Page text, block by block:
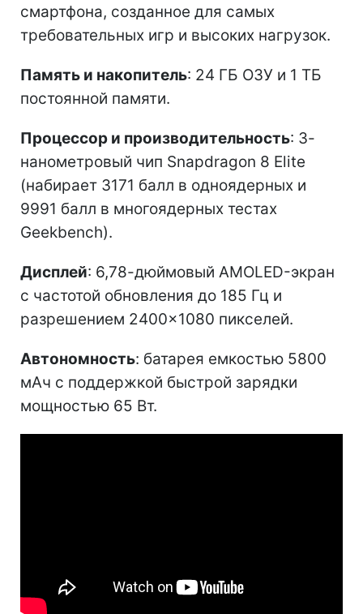
смартфона, созданное для самых
требовательных игр и высоких нагрузок.
Память и накопитель: 24 ГБ ОЗУ и 1 ТБ
постоянной памяти.
Процессор и производительность: 3-
нанометровый чип Snapdragon 8 Elite
(набирает 3171 балл в одноядерных и
9991 балл в многоядерных тестах
Geekbench).
Дисплей: 6,78-дюймовый AMOLED-экран
с частотой обновления до 185 Гц и
разрешением 2400×1080 пикселей.
Автономность: батарея емкостью 5800
мАч с поддержкой быстрой зарядки
мощностью 65 Вт.